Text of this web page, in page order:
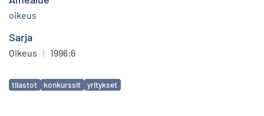
oikeus
Sarja
Oikeus | 1996:6
Avainsanat
tilastot konkurssit yritykset